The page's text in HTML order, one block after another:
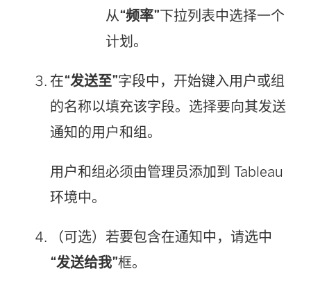
从“频率”下拉列表中选择一个
计划。
在“发送至”字段中，开始键入用户或组
的名称以填充该字段。选择要向其发送
通知的用户和组。
用户和组必须由管理员添加到 Tableau
环境中。
（可选）若要包含在通知中，请选中
“发送给我”框。